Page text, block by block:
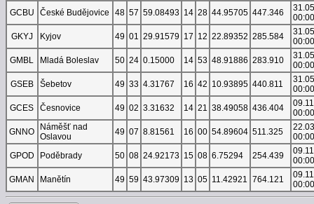
GCBU
České Budějovice 48 57 59.08493 14 28 44.95705 447.346
00:00
GKYJ
Kyjov 49 01 29.91579 17 12 22.89352 285.584
00:00
GMBL
Mladá Boleslav 50 24 0.15000 14 53 48.91886 283.910
00:00
GSEB
Šebetov 49 33 4.31767 16 42 10.93895 440.811
00:00
GCES
Česnovice 49 02 3.31632 14 21 38.49058 436.404
00:00
GNNO
Náměšť nad
Oslavou
49 07 8.81561 16 00 54.89604 511.325
00:00
GPOD
Poděbrady 50 08 24.92173 15 08 6.75294 254.439
00:00
GMAN
Manětín 49 59 43.97309 13 05 11.42921 764.121
00:00